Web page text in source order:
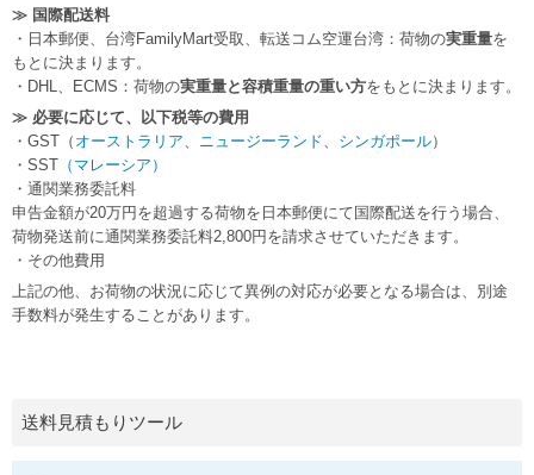
≫ 国際配送料
・日本郵便、台湾FamilyMart受取、転送コム空運台湾：荷物の実重量を
もとに決まります。
・DHL、ECMS：荷物の実重量と容積重量の重い方をもとに決まります。
≫ 必要に応じて、以下税等の費用
・GST（ オーストラリア ニュージーランド シンガポール）
・SST （マレーシア）
・通関業務委託料
申告金額が20万円を超過する荷物を日本郵便にて国際配送を行う場合、
荷物発送前に通関業務委託料2,800円を請求させていただきます。
・その他費用
上記の他、お荷物の状況に応じて異例の対応が必要となる場合は、別途
手数料が発生することがあります。
送料見積もりツール